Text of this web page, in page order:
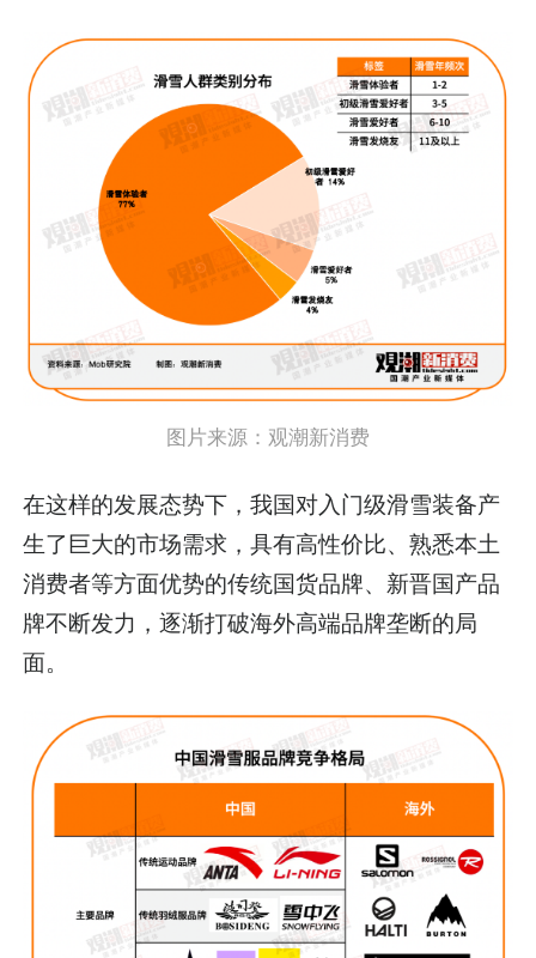
图片来源： 观潮新消费
在这样的发展态势下，我国对入门级滑雪装备产
生了巨大的市场需求，具有高性价比、熟悉本土
消费者等方面优势的传统国货品牌、新晋国产品
牌不断发力，逐渐打破海外高端品牌垄断的局
面。